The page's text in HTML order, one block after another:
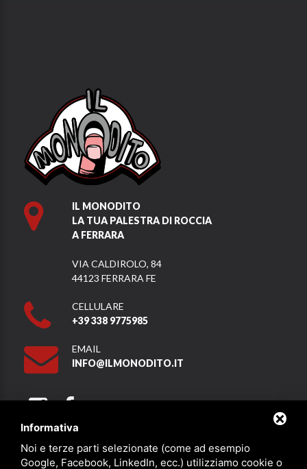
IL MONODITO
LA TUA PALESTRA DI ROCCIA
A FERRARA
VIA CALDIROLO, 84
44123 FERRARA FE
CELLULARE
+39 338 9775985
EMAIL
INFO@ILMONODITO.IT
Partner
Informativa
Noi e terze parti selezionate (come ad esempio
Google, Facebook, LinkedIn, ecc.) utilizziamo cookie o